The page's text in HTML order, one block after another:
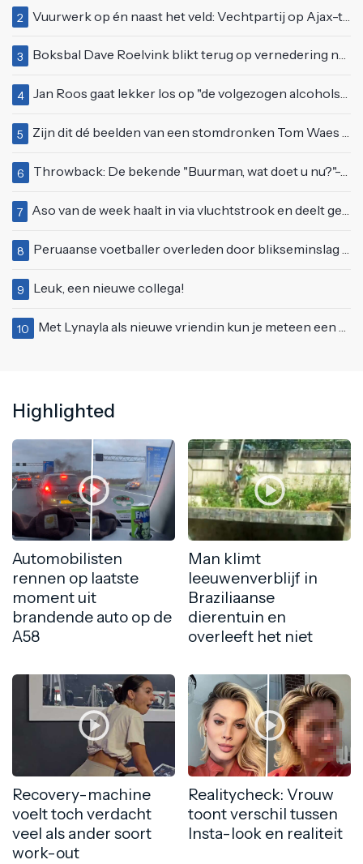
2 Vuurwerk op én naast het veld: Vechtpartij op Ajax-tribune tussen supporters en stewards
3 Boksbal Dave Roelvink blikt terug op vernedering na z'n gevecht met Melvin Manhoef
4 Jan Roos gaat lekker los op "de volgezogen alcoholspons" Robert Jensen
5 Zijn dit dé beelden van een stomdronken Tom Waes vlak voordat hij in z'n auto stapte?
6 Throwback: De bekende "Buurman, wat doet u nu?"-scène uit Flodder met Tatjana Šimić
7 Aso van de week haalt in via vluchtstrook en deelt gevaarlijke brake check uit
8 Peruaanse voetballer overleden door blikseminslag tijdens wedstrijd, vijf anderen gewond
9 Leuk, een nieuwe collega!
10 Met Lynayla als nieuwe vriendin kun je meteen een nieuw matras aanschaffen
Highlighted
Automobilisten
rennen op laatste
moment uit
brandende auto op de
A58
Man klimt
leeuwenverblijf in
Braziliaanse
dierentuin en
overleeft het niet
Recovery-machine
voelt toch verdacht
veel als ander soort
work-out
Realitycheck: Vrouw
toont verschil tussen
Insta-look en realiteit